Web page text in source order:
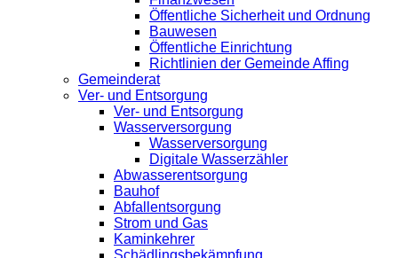
Öffentliche Sicherheit und Ordnung
Bauwesen
Öffentliche Einrichtung
Richtlinien der Gemeinde Affing
Gemeinderat
Ver- und Entsorgung
Ver- und Entsorgung
Wasserversorgung
Wasserversorgung
Digitale Wasserzähler
Abwasserentsorgung
Bauhof
Abfallentsorgung
Strom und Gas
Kaminkehrer